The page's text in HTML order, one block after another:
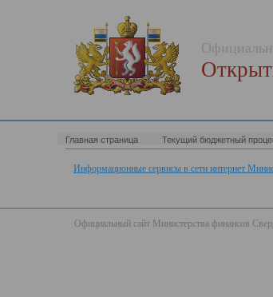
Главная страница Текущий бюджетный
Информационные сервисы в сети интернет
Официальный сайт Министерства финансов